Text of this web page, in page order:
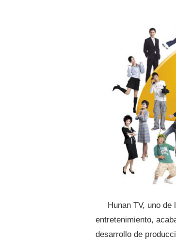
Hunan TV, uno
entretenimiento,
desarrollo de